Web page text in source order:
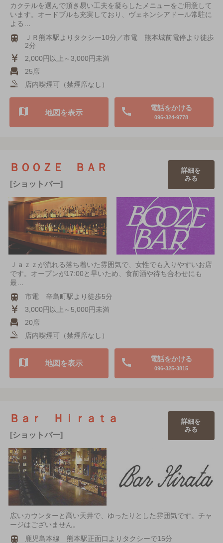
カクテルを選んで頂き易い工夫を凝らしたメニューをご用意して
います。オードブルも充実しており、ヴェネンシアドール常駐に
よる…
ＪＲ熊本駅よりタクシー10分／市電 熊本城前電停より徒歩
2分
2,000円以上～3,000円未満
25席
店内喫煙可（禁煙席なし）
電話をかける
096-324-9778
地図を表示
ＢＯＯＺＥ ＢＡＲ
[ショットバー]
詳細を
みる
Ｊａｚｚが流れる落ち着いた雰囲気で、女性でも入りやすいお店
です。オープンが17:00と早いため、食前酒や待ち合わせにも
最…
市電 辛島町駅より徒歩5分
3,000円以上～5,000円未満
20席
店内喫煙可（禁煙席なし）
電話をかける
096-325-3815
地図を表示
Ｂａｒ Ｈｉｒａｔａ
[ショットバー]
詳細を
みる
広いカウンターと高い天井で、ゆったりとした雰囲気です。チャ
ージはございません。
鹿児島本線 熊本駅正面口よりタクシーで15分